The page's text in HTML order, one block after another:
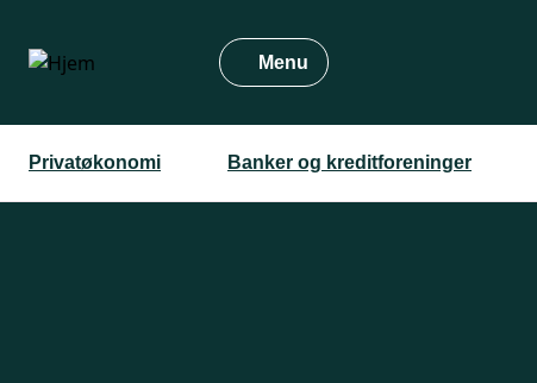
hovedindhold
Menu
Privatøkonomi Banker og kreditforeninger